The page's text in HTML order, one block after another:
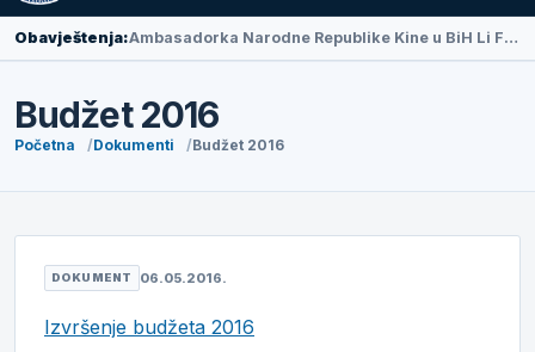
Obavještenja: Ambasadorka Narodne Republike Kine u BiH Li Fan posjetila Doboj
Budžet 2016
Početna Dokumenti Budžet 2016
DOKUMENT 06.05.2016.
Izvršenje budžeta 2016